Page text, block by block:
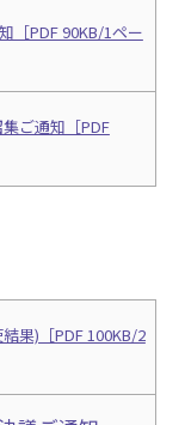
［PDF 90KB/1ペー
ご通知［PDF
果)［PDF 100KB/2